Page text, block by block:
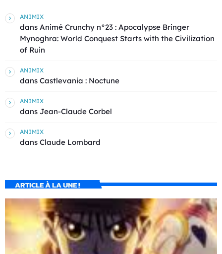
ANIMIX
dans Animé Crunchy n°23 : Apocalypse Bringer
Mynoghra: World Conquest Starts with the Civilization
of Ruin
ANIMIX
dans Castlevania : Noctune
ANIMIX
dans Jean-Claude Corbel
ANIMIX
dans Claude Lombard
ARTICLE À LA UNE !